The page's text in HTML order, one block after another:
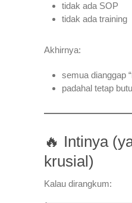
tidak ada SOP
tidak ada training
Akhirnya:
semua dianggap
padahal tetap
🔥 Intinya
krusial)
Kalau dirangkum: